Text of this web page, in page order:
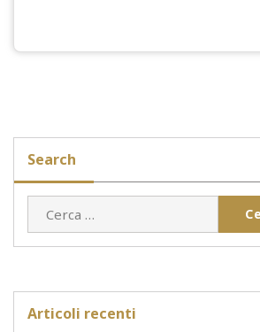
Search
per:
Articoli recenti